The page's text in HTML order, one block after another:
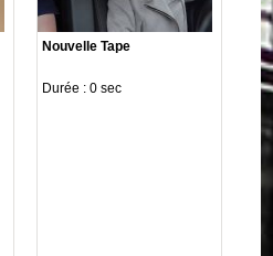
Nouvelle Tape
Durée : 0 sec